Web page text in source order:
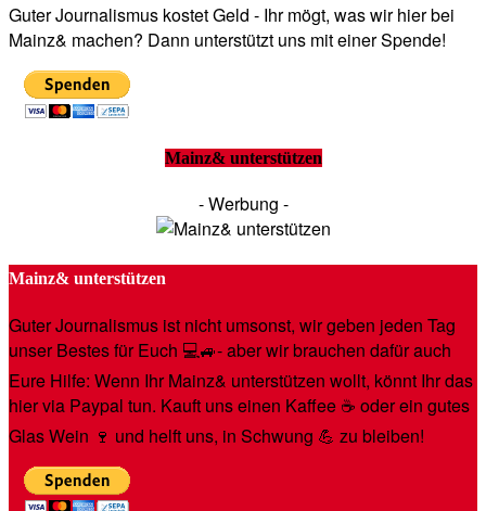
Guter Journalismus kostet Geld - Ihr mögt, was wir hier bei
Mainz& machen? Dann unterstützt uns mit einer Spende!
Mainz& unterstützen
- Werbung -
Mainz& unterstützen
Guter Journalismus ist nicht umsonst, wir geben jeden Tag
unser Bestes für Euch 💻🚙- aber wir brauchen dafür auch
Eure Hilfe: Wenn Ihr Mainz& unterstützen wollt, könnt Ihr das
hier via Paypal tun. Kauft uns einen Kaffee ☕️ oder ein gutes
Glas Wein 🍷 und helft uns, in Schwung 💪 zu bleiben!